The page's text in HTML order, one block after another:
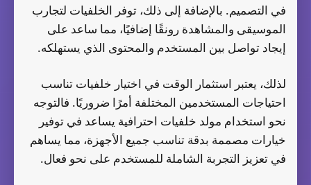
في التصميم. بالإضافة إلى ذلك، توفر الخلفيات لتجارب
الموسيقى والمشاهدة رونقًا إضافيًا، مما ساعد على
إيجاد تواصل بين المستخدم والمحتوى الذي يستهلكه.
لذلك، يعتبر استثمار الوقت في اختيار خلفيات تناسب
احتياجات المستخدمين المختلفة أمرًا ضروريًا. فالتوجه
نحو استخدام مولد خلفيات احترافية يساعد في توفير
خيارات مصممة بدقة تناسب جميع الأجهزة، مما يساهم
في تعزيز التجربة الشاملة للمستخدم على نحو فعال.